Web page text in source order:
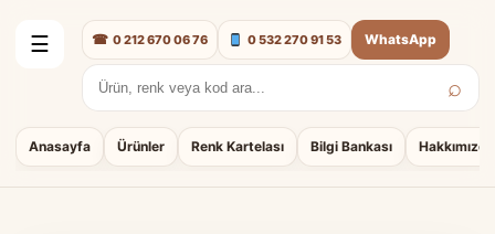
☰
Anasayfa Ürünler Renk Kartelası Bilgi Bankası Hakkımızda
Arama: ⌕
☎ 0 212 670 06 76 0 532 270 91 53 WhatsApp